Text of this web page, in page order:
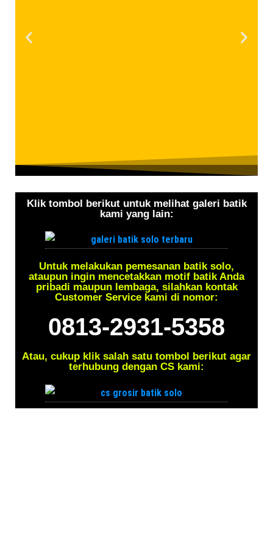
Klik tombol berikut untuk melihat galeri batik
kami yang lain:
Untuk melakukan pemesanan batik solo,
ataupun ingin mencetakkan motif batik Anda
pribadi maupun lembaga, silahkan kontak
Customer Service kami di nomor:
0813-2931-5358
Atau, cukup klik salah satu tombol berikut agar
terhubung dengan CS kami: